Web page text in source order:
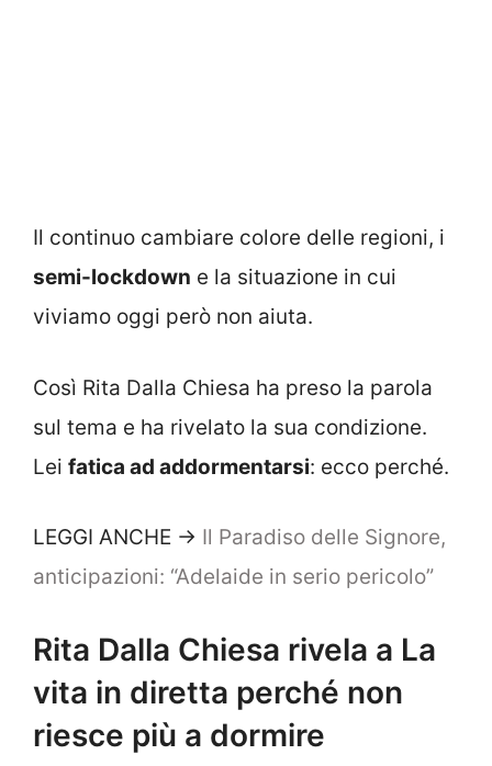
Il continuo cambiare colore delle regioni, i
semi-lockdown e la situazione in cui
viviamo oggi però non aiuta.
Così Rita Dalla Chiesa ha preso la parola
sul tema e ha rivelato la sua condizione.
Lei fatica ad addormentarsi: ecco perché.
LEGGI ANCHE -> Il Paradiso delle Signore,
anticipazioni: “Adelaide in serio pericolo”
Rita Dalla Chiesa rivela a La
vita in diretta perché non
riesce più a dormire